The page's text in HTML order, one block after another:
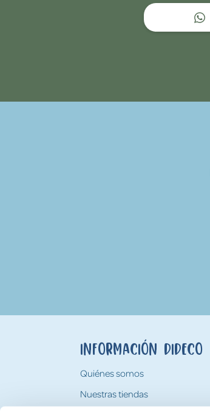
Información Dideco
Quiénes somos
Nuestras tiendas